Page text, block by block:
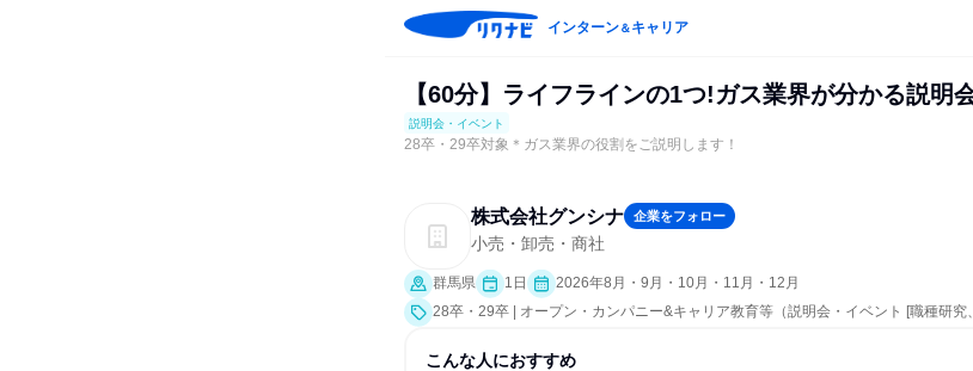
インターン＆キャリア
【60分】ライフラインの1つ!ガス業界が分かる説明
説明会・イベント
28卒・29卒対象＊ガス業界の役割をご説明します！
株式会社グンシナ 企業をフォロー
小売・卸売・商社
群馬県 1日
2026年8月・9月・10月・11月・12月
28卒・29卒 | オープン・カンパニー&キャリア教育等（説明会・イベント [職種研
こんな人におすすめ